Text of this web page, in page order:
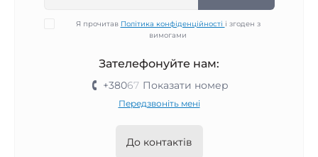
Я прочитав Політика конфіденційності і згоден з
вимогами
Зателефонуйте нам:
+38067 Показати номер
Передзвоніть мені
До контактів